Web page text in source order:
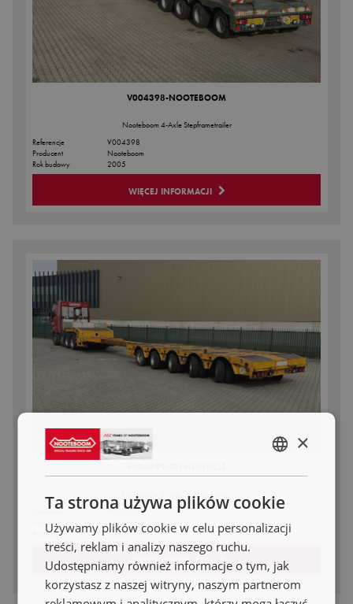
V004398-NOOTEBOOM
Nooteboom 4-Axle Stepframetrailer
Referencje
V004398
Producent
Nooteboom
Rok budowy
2005
WIĘCEJ INFORMACJI
Faymonville 5-Axle Stepframetrailer
Referencje
V004359
Producent
Faymonville
Rok budowy
2004
WIĘCEJ INFORMACJI
ES
×
Ta strona używa plików cookie
Używamy plików cookie w celu personalizacji
treści, reklam i analizy naszego ruchu.
Udostępniamy również informacje o tym, jak
korzystasz z naszej witryny, naszym partnerom